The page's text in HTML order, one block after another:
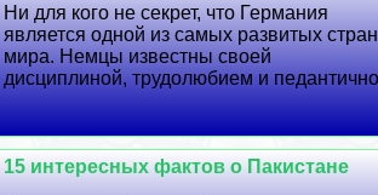
Ни для кого не секрет, что Германия
является одной из самых развитых стран
мира. Немцы известны своей
дисциплиной, трудолюбием и
15 интересных фактов о Пакистане